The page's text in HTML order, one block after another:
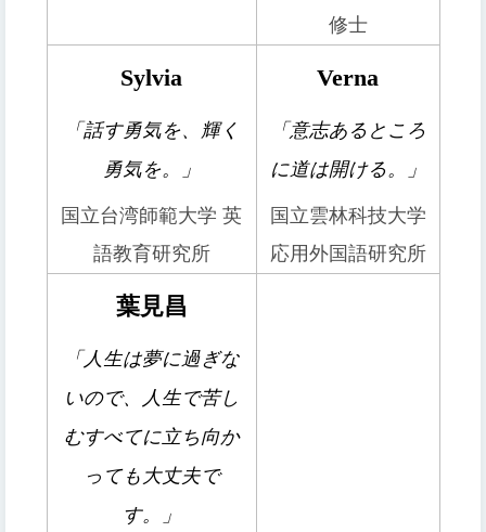
修士
Sylvia
「話す勇気を、輝く
勇気を。」
国立台湾師範大学 英
語教育研究所
Verna
「意志あるところ
に道は開ける。」
国立雲林科技大学
応用外国語研究所
葉見昌
「人生は夢に過ぎな
いので、人生で苦し
むすべてに立ち向か
っても大丈夫で
す。」